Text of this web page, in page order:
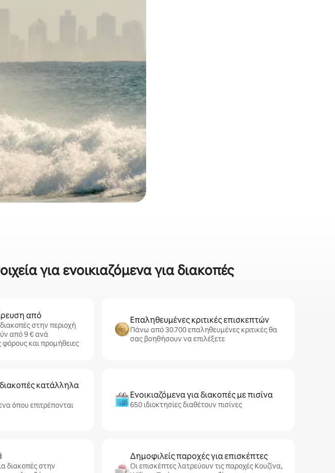
πάνω και κάτω βέλους, να την εξερευνήσετε με την αφή ή να τη σύρετε με τα δάχτυλα.
για ενοικιαζόμενα για διακοπές
από
στην περιοχή
από 9 € ανά
και προμήθειες
Επαληθευμένες κριτικές επισκεπτών
Πάνω από 30.700 επαληθευμένες κριτικές θα
σας βοηθήσουν να επιλέξετε
κατάλληλα
όπου επιτρέπονται
Ενοικιαζόμενα για διακοπές με πισίνα
650 ιδιοκτησίες διαθέτουν πισίνες
διακοπές στην
Δημοφιλείς παροχές για επισκέπτες
Οι επισκέπτες λατρεύουν τις παροχές Κουζίνα,